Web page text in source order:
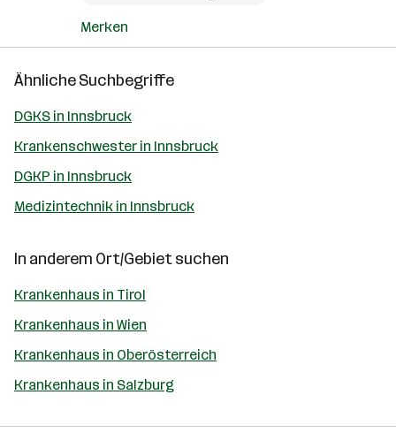
Merken
Ähnliche Suchbegriffe
DGKS in Innsbruck
Krankenschwester in Innsbruck
DGKP in Innsbruck
Medizintechnik in Innsbruck
In anderem Ort/Gebiet suchen
Krankenhaus in Tirol
Krankenhaus in Wien
Krankenhaus in Oberösterreich
Krankenhaus in Salzburg